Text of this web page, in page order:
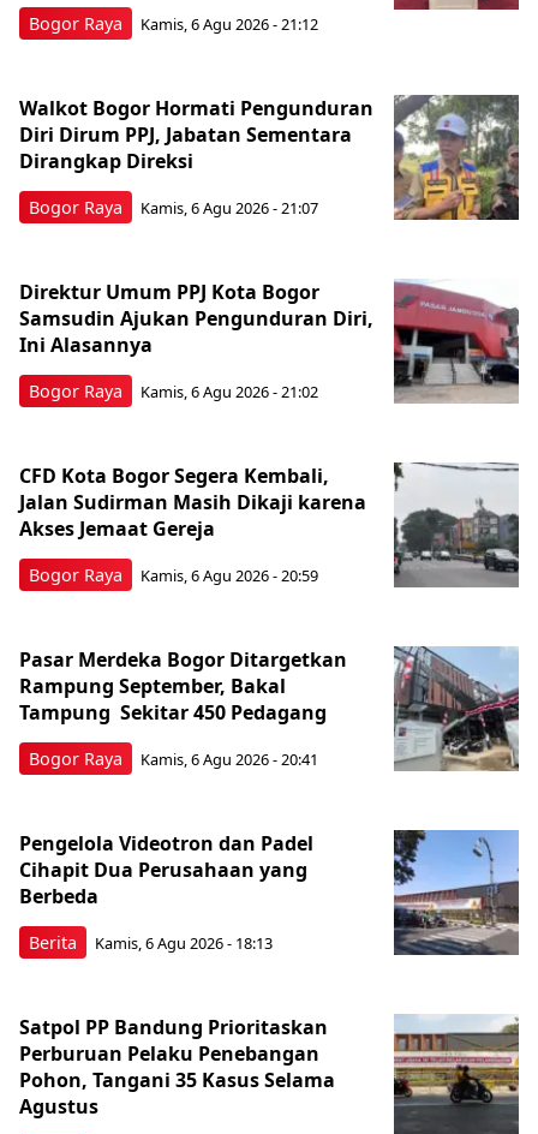
Bogor Raya Kamis, 6 Agu 2026 - 21:12
Bogor Raya
Walkot Bogor Hormati Pengunduran
Diri Dirum PPJ, Jabatan Sementara
Dirangkap Direksi
Kamis, 6 Agu 2026 - 21:07
Bogor Raya
Direktur Umum PPJ Kota Bogor
Samsudin Ajukan Pengunduran Diri,
Ini Alasannya
Kamis, 6 Agu 2026 - 21:02
Bogor Raya
CFD Kota Bogor Segera Kembali,
Jalan Sudirman Masih Dikaji karena
Akses Jemaat Gereja
Kamis, 6 Agu 2026 - 20:59
Bogor Raya
Pasar Merdeka Bogor Ditargetkan
Rampung September, Bakal
Tampung Sekitar 450 Pedagang
Kamis, 6 Agu 2026 - 20:41
Berita
Pengelola Videotron dan Padel
Cihapit Dua Perusahaan yang
Berbeda
Kamis, 6 Agu 2026 - 18:13
Satpol PP Bandung Prioritaskan
Perburuan Pelaku Penebangan
Pohon, Tangani 35 Kasus Selama
Agustus